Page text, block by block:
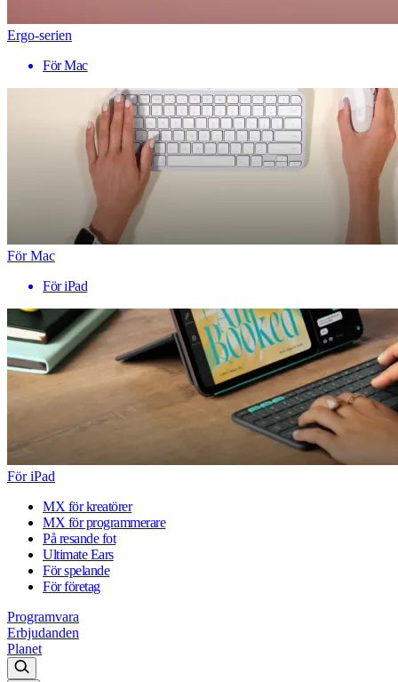
Ergo-serien
För Mac
För Mac
För iPad
För iPad
MX för kreatörer
MX för programmerare
På resande fot
Ultimate Ears
För spelande
För företag
Programvara
Erbjudanden
Planet